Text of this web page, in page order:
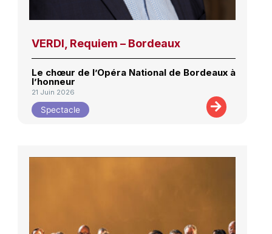
VERDI, Requiem – Bordeaux
Le chœur de l’Opéra National de Bordeaux à
l’honneur
21 Juin 2026
Spectacle